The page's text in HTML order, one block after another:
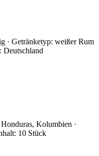
· Getränketyp: weißer Rum
Deutschland
Kolumbien ·
10 Stück